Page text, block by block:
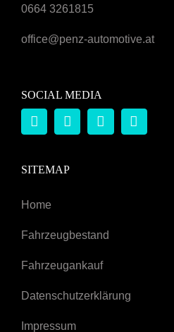
0664 3261815
office@penz-automotive.at
SOCIAL MEDIA
SITEMAP
Home
Fahrzeugbestand
Fahrzeugankauf
Datenschutzerklärung
Impressum